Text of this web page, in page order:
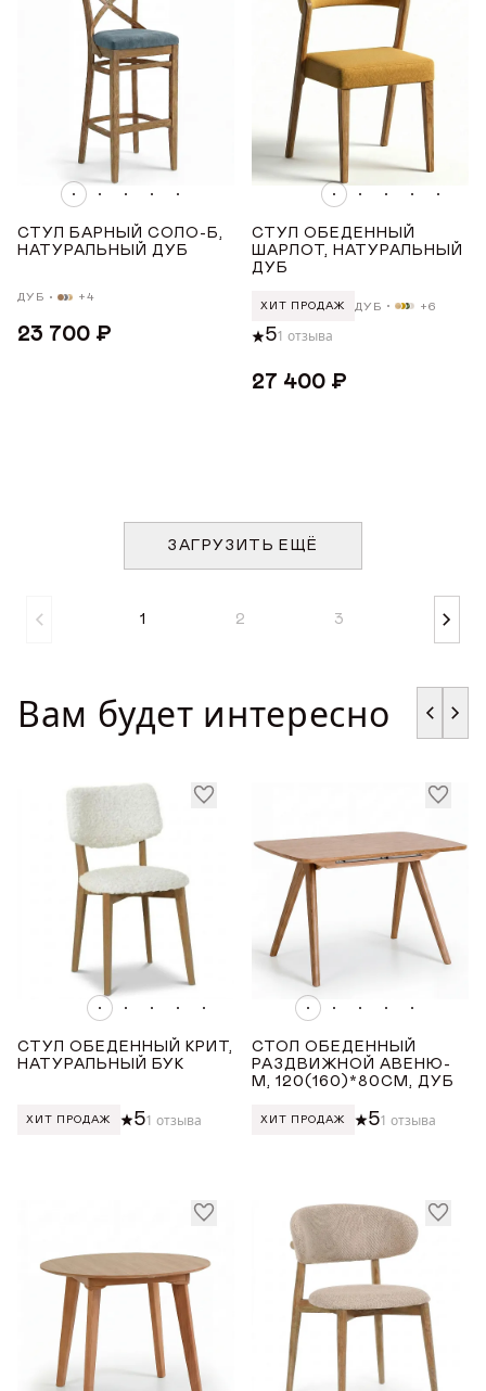
СТУЛ БАРНЫЙ СОЛО-Б,
НАТУРАЛЬНЫЙ ДУБ
ДУБ +4
23 700 ₽
СТУЛ ОБЕДЕННЫЙ
ШАРЛОТ, НАТУРАЛЬНЫЙ
ДУБ
ХИТ ПРОДАЖ ДУБ +6
51 отзыва
27 400 ₽
1 2 3
ЗАГРУЗИТЬ ЕЩЁ
Вам будет интересно
СТУЛ ОБЕДЕННЫЙ КРИТ,
НАТУРАЛЬНЫЙ БУК
ХИТ ПРОДАЖ 51 отзыва
СТОЛ ОБЕДЕННЫЙ
РАЗДВИЖНОЙ АВЕНЮ-
М, 120(160)*80СМ, ДУБ
ХИТ ПРОДАЖ 51 отзыва
ОТПРАВИТЬ
Продолжая, вы даёте согласие на сбор, обработку
и хранение
персональных данных
Данные можно заполнить позже
в личном кабинете
СОХРАНИТЬ
ОТПРАВИТЬ ЗАЯВКУ
Продолжая, вы даёте согласие на сбор, обработкуи хранение
персональных данных